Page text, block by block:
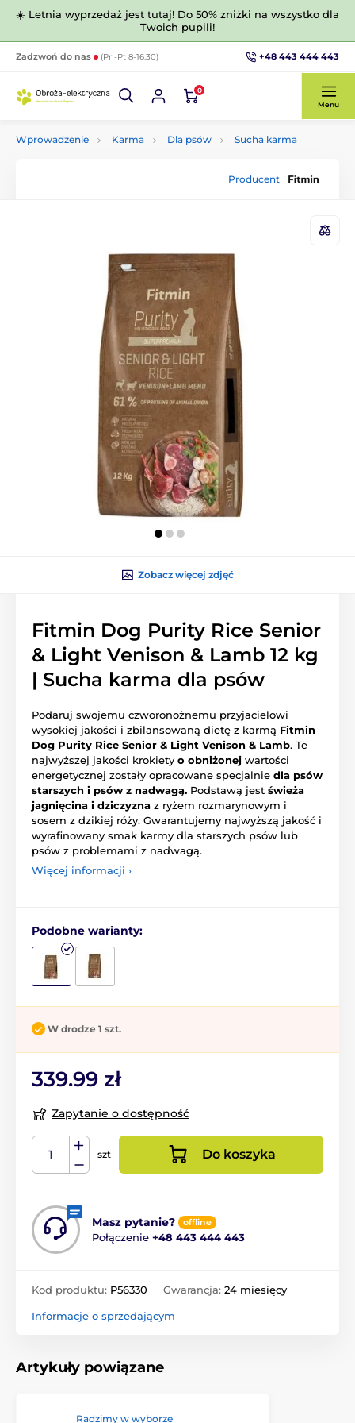
☀️ Letnia wyprzedaż jest tutaj! Do 50% zniżki na wszystko dla
Twoich pupili!
Zadzwoń do nas (Pn-Pt 8-16:30) +48 443 444 443
0
Menu
Wprowadzenie Karma Dla psów Sucha karma
Producent
Zobacz więcej zdjęć
Fitmin Dog Purity Rice Senior
& Light Venison & Lamb 12 kg
| Sucha karma dla psów
Podaruj swojemu czworonożnemu przyjacielowi
wysokiej jakości i zbilansowaną dietę z karmą Fitmin
Dog Purity Rice Senior & Light Venison & Lamb. Te
najwyższej jakości krokiety o obniżonej wartości
energetycznej zostały opracowane specjalnie dla psów
starszych i psów z nadwagą. Podstawą jest świeża
jagnięcina i dziczyzna z ryżem rozmarynowym i
sosem z dzikiej róży. Gwarantujemy najwyższą jakość i
wyrafinowany smak karmy dla starszych psów lub
psów z problemami z nadwagą.
Więcej informacji ›
Podobne warianty:
W drodze 1 szt.
339.99 zł
Zapytanie o dostępność
szt Do koszyka
Masz pytanie? offline
Połączenie +48 443 444 443
Kod produktu: P56330 Gwarancja: 24 miesięcy
Informacje o sprzedającym
Artykuły powiązane
Radzimy w wyborze